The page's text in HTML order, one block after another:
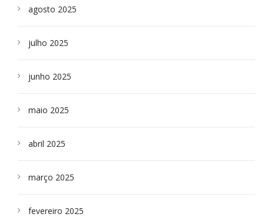
agosto 2025
julho 2025
junho 2025
maio 2025
abril 2025
março 2025
fevereiro 2025